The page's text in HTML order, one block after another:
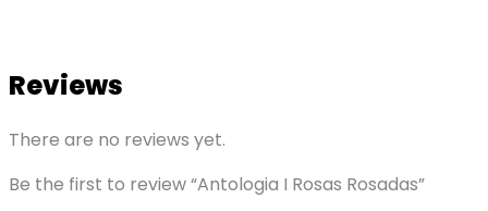
Reviews
There are no reviews yet.
Be the first to review “Antologia I Rosas Rosadas”